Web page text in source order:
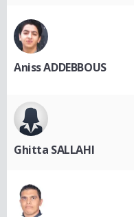
Aniss ADDEBBOUS
Ghitta SALLAHI